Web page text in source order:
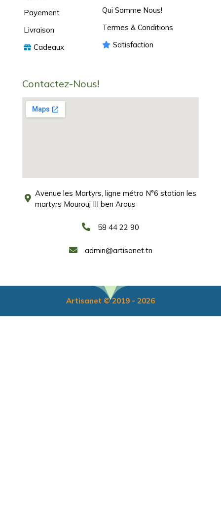
Payement
Livraison
Cadeaux
Qui Somme Nous!
Termes & Conditions
Satisfaction
Contactez-Nous!
Avenue les Martyrs, ligne métro N°6 station les
martyrs Mourouj III ben Arous
58 44 22 90
admin@artisanet.tn
Artisanet © 2019 - 2026